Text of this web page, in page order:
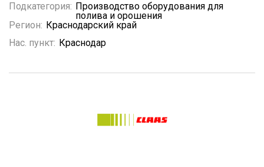
Подкатегория: Производство оборудования для
полива и орошения
Регион: Краснодарский край
Нас. пункт: Краснодар